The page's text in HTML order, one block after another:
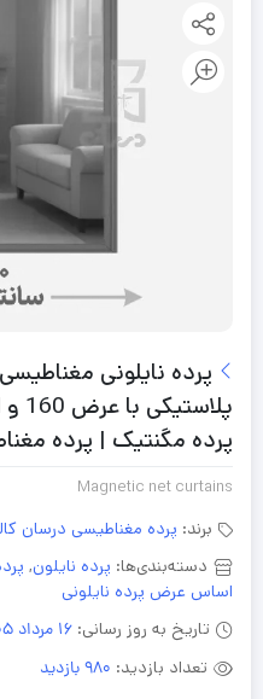
پرده مگنتیک | پرده
Magnetic net curtains
برند: پرده مغناطیسی درسان
دسته‌بندی‌ها: پرده نایلون,
اساس عرض پرده نایلونی
تاریخ به روز رسانی: 16 مرداد 1405
تعداد بازدید: 980 بازدید